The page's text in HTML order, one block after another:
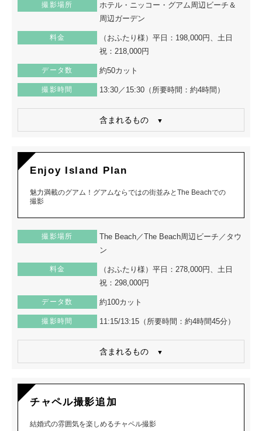
撮影場所
ホテル・ニッコー・グアム周辺ビーチ＆
周辺ガーデン
料金
（おふたり様）平日：198,000円、土日
祝：218,000円
データ数 約50カット
撮影時間 13:30／15:30（所要時間：約4時間）
含まれるもの
Enjoy Island Plan
魅力満載のグアム！グアムならではの街並みとThe Beachでの
撮影
撮影場所
The Beach／The Beach周辺ビーチ／タウ
ン
料金
（おふたり様）平日：278,000円、土日
祝：298,000円
データ数 約100カット
撮影時間 11:15/13:15（所要時間：約4時間45分）
含まれるもの
チャペル撮影追加
結婚式の雰囲気を楽しめるチャペル撮影